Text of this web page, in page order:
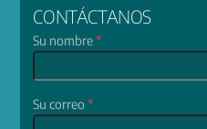
CONTÁCTANOS
Su nombre*
Su correo*